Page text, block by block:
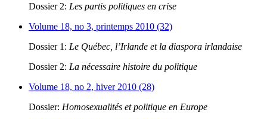
Dossier 2: Les partis politiques en crise
Volume 18, no 3, printemps 2010 (32)
Dossier 1: Le Québec, l’Irlande et la diaspora irlandaise
Dossier 2: La nécessaire histoire du politique
Volume 18, no 2, hiver 2010 (28)
Dossier: Homosexualités et politique en Europe